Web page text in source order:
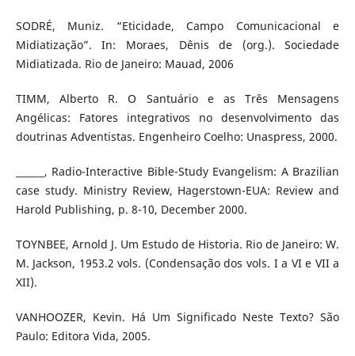
SODRÉ, Muniz. “Eticidade, Campo Comunicacional e
Midiatização”. In: Moraes, Dênis de (org.). Sociedade
Midiatizada. Rio de Janeiro: Mauad, 2006
TIMM, Alberto R. O Santuário e as Três Mensagens
Angélicas: Fatores integrativos no desenvolvimento das
doutrinas Adventistas. Engenheiro Coelho: Unaspress, 2000.
______, Radio-Interactive Bible-Study Evangelism: A Brazilian
case study. Ministry Review, Hagerstown-EUA: Review and
Harold Publishing, p. 8-10, December 2000.
TOYNBEE, Arnold J. Um Estudo de Historia. Rio de Janeiro: W.
M. Jackson, 1953.2 vols. (Condensação dos vols. I a VI e VII a
XII).
VANHOOZER, Kevin. Há Um Significado Neste Texto? São
Paulo: Editora Vida, 2005.